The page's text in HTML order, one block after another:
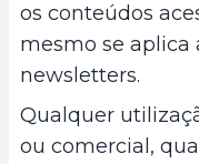
os conteúdos
mesmo se aplica
newsletters.
Qualquer
ou comercial,